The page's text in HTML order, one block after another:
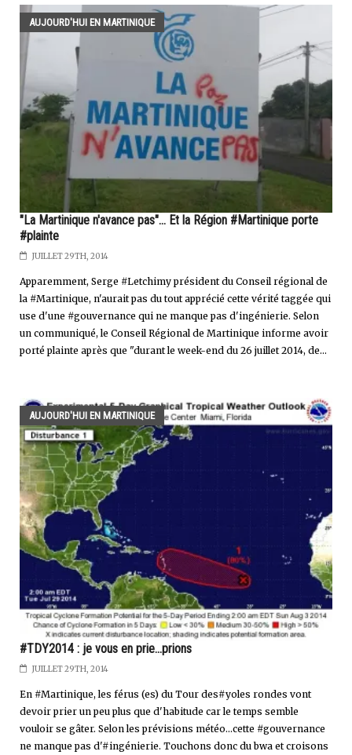
AUJOURD'HUI EN MARTINIQUE
"La Martinique n'avance pas"... Et la Région #Martinique porte
#plainte
JUILLET 29TH, 2014
Apparemment, Serge #Letchimy président du Conseil régional de
la #Martinique, n'aurait pas du tout apprécié cette vérité taggée qui
use d'une #gouvernance qui ne manque pas d'ingénierie. Selon
un communiqué, le Conseil Régional de Martinique informe avoir
porté plainte après que "durant le week-end du 26 juillet 2014, de...
AUJOURD'HUI EN MARTINIQUE
#TDY2014 : je vous en prie...prions
JUILLET 29TH, 2014
En #Martinique, les férus (es) du Tour des#yoles rondes vont
devoir prier un peu plus que d'habitude car le temps semble
vouloir se gâter. Selon les prévisions météo...cette #gouvernance
ne manque pas d'#ingénierie. Touchons donc du bwa et croisons